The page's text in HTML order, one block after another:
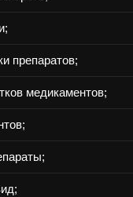
препаратов;
медикаментов;